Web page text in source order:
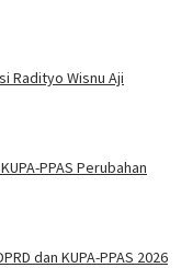
Radityo Wisnu Aji
PPAS Perubahan
dan KUPA-PPAS 2026